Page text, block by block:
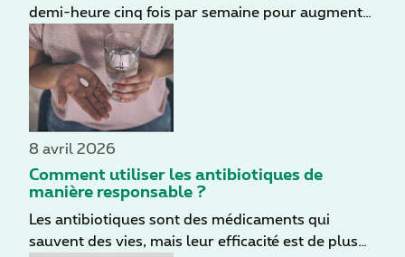
demi-heure cinq fois par semaine pour augmenter
votre rythme cardiaque ? C'est le niveau de base
recommandé pour rester en bonne santé. Si vous
souhaitez obtenir un effet optimal, il est préférable
de prolonger la séance de sport un peu plus
longtemps, d’ajouter des exercices de musculation
deux fois par semaine et de veiller à un bon
trouverez ici quelques conseils pour pimenter
8 avril 2026
Comment utiliser les antibiotiques de
manière responsable ?
Les antibiotiques sont des médicaments qui
sauvent des vies, mais leur efficacité est de plus